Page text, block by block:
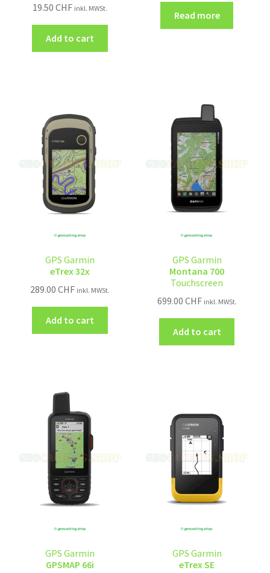
19.50CHF inkl. MWSt.
Add to cart
Read more
GPS Garmin
eTrex 32x
289.00CHF inkl. MWSt.
Add to cart
GPS Garmin
Montana 700
Touchscreen
699.00 CHF inkl. MWSt.
Add to cart
GPS Garmin
GPSMAP 66i
GPS Garmin
eTrex SE